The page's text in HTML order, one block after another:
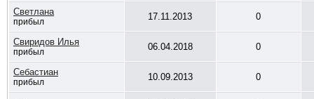
Светлана
прибыл 17.11.2013 0
Свиридов Илья
прибыл 06.04.2018 0
Себастиан
прибыл 10.09.2013 0